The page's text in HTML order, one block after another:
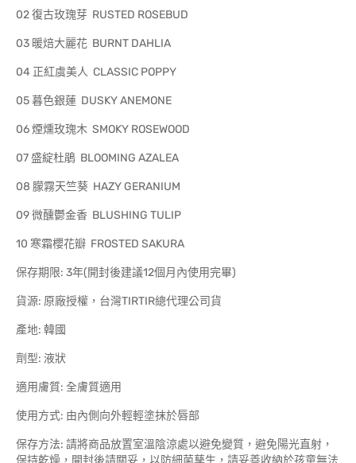
02 復古玫瑰芽 RUSTED ROSEBUD
03 暖焙大麗花 BURNT DAHLIA
04 正紅虞美人 CLASSIC POPPY
05 暮色銀蓮 DUSKY ANEMONE
06 煙燻玫瑰木 SMOKY ROSEWOOD
07 盛綻杜鵑 BLOOMING AZALEA
08 朦霧天竺葵 HAZY GERANIUM
09 微醺鬱金香 BLUSHING TULIP
10 寒霜櫻花瓣 FROSTED SAKURA
保存期限: 3年(開封後建議12個月內使用完畢)
貨源: 原廠授權，台灣TIRTIR總代理公司貨
產地: 韓國
劑型: 液狀
適用膚質: 全膚質適用
使用方式: 由內側向外輕輕塗抹於唇部
保存方法: 請將商品放置室溫陰涼處以避免變質，避免陽光直射，
保持乾燥，開封後請關妥，以防細菌孳生，請妥善收納於孩童無法